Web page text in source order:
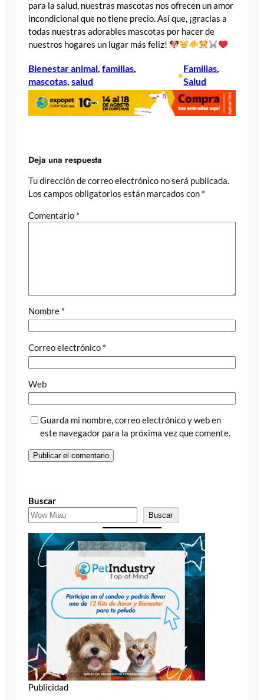
para la salud, nuestras mascotas nos ofrecen un amor
incondicional que no tiene precio. Así que, ¡gracias a
todas nuestras adorables mascotas por hacer de
nuestros hogares un lugar más feliz!
Bienestar animal, familias
mascotas, salud
•
Familias
Salud
Deja una respuesta
Tu dirección de correo electrónico no será publicada.
Los campos obligatorios están marcados con *
Comentario *
Nombre *
Correo electrónico *
Web
Guarda mi nombre, correo electrónico y web en
este navegador para la próxima vez que comente.
Buscar
Buscar
Publicidad